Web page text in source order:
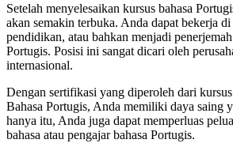
Setelah menyelesaikan kursus bahasa
akan semakin terbuka. Anda dapat bekerja
pendidikan, atau bahkan menjadi
Portugis. Posisi ini sangat dicari oleh
internasional.
Dengan sertifikasi yang diperoleh dari
Bahasa Portugis, Anda memiliki daya saing
hanya itu, Anda juga dapat memperluas
bahasa atau pengajar bahasa Portugis.